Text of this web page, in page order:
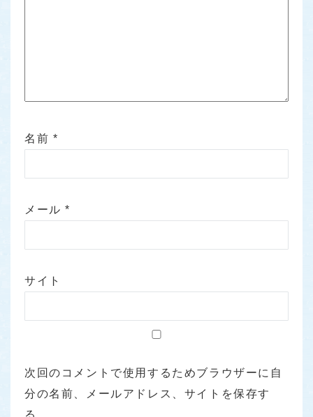
名前 *
メール*
サイト
次回のコメントで使用するためブラウザーに自
分の名前、メールアドレス、サイトを保存す